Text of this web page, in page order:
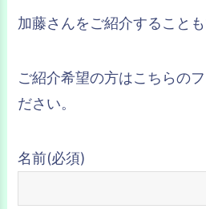
加藤さんをご紹介することも
ご紹介希望の方はこちらの
ださい。
名前(必須)